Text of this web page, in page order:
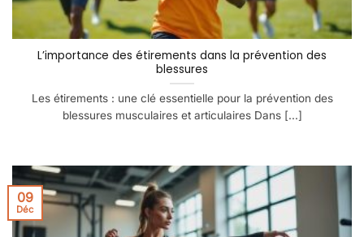
L’importance des étirements dans la prévention des
blessures
Les étirements : une clé essentielle pour la prévention des
blessures musculaires et articulaires Dans [...]
09
Déc